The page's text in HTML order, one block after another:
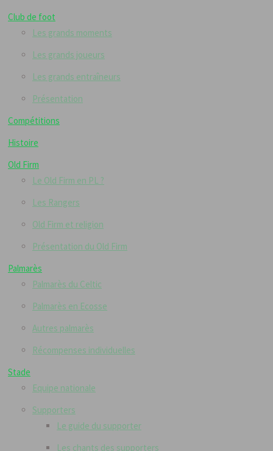
Club de foot
Les grands moments
Les grands joueurs
Les grands entraîneurs
Présentation
Compétitions
Histoire
Old Firm
Le Old Firm en PL ?
Les Rangers
Old Firm et religion
Présentation du Old Firm
Palmarès
Palmarès du Celtic
Palmarès en Ecosse
Autres palmarès
Récompenses individuelles
Stade
Equipe nationale
Supporters
Le guide du supporter
Les chants des supporters